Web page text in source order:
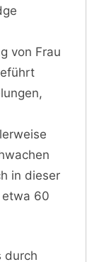
von Frau
in dieser
etwa 60
durch